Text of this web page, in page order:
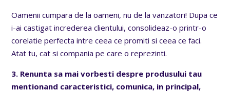
Oamenii cumpara de la oameni, nu de la vanzatori! Dupa ce
i-ai castigat increderea clientului, consolideaz-o printr-o
corelatie perfecta intre ceea ce promiti si ceea ce faci.
Atat tu, cat si compania pe care o reprezinti.
3. Renunta sa mai vorbesti despre produsului tau
mentionand caracteristici, comunica, in principal,